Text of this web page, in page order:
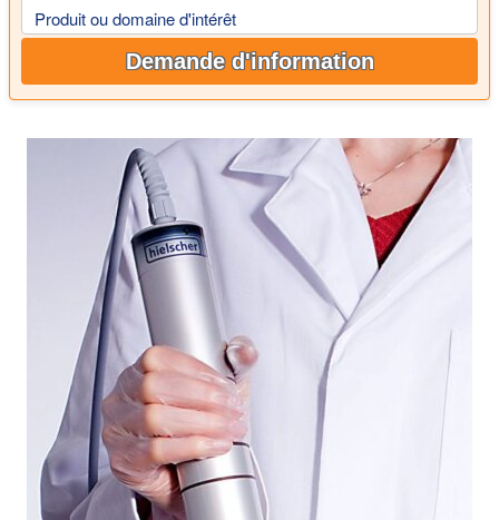
Produit ou domaine d'intérêt
Demande d'information